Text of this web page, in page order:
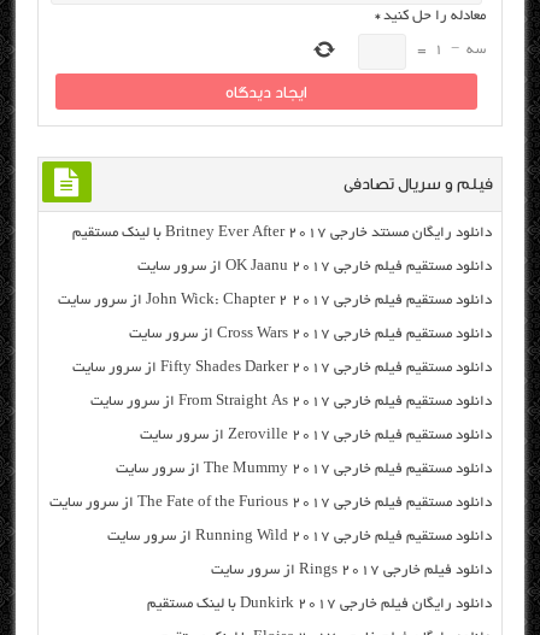
معادله را حل کنید*
سه −
1
=
فیلم و سریال تصادفی
دانلود رایگان مسنتد خارجی Britney Ever After 2017 با لینک مستقیم
دانلود مستقیم فیلم خارجی OK Jaanu 2017 از سرور سایت
دانلود مستقیم فیلم خارجی John Wick: Chapter 2 2017 از سرور سایت
دانلود مستقیم فیلم خارجی Cross Wars 2017 از سرور سایت
دانلود مستقیم فیلم خارجی Fifty Shades Darker 2017 از سرور سایت
دانلود مستقیم فیلم خارجی From Straight As 2017 از سرور سایت
دانلود مستقیم فیلم خارجی Zeroville 2017 از سرور سایت
دانلود مستقیم فیلم خارجی The Mummy 2017 از سرور سایت
دانلود مستقیم فیلم خارجی The Fate of the Furious 2017 از سرور سایت
دانلود مستقیم فیلم خارجی Running Wild 2017 از سرور سایت
دانلود فیلم خارجی Rings 2017 از سرور سایت
دانلود رایگان فیلم خارجی Dunkirk 2017 با لینک مستقیم